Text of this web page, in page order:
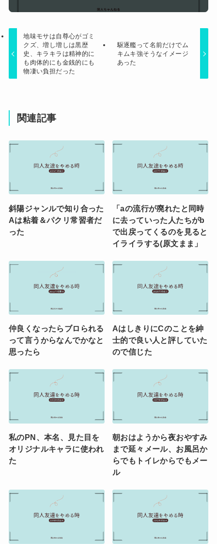
地味モサは自尊心がゴミ
クズ、増し増しは黒歴
史、キラキラは精神的に
も肉体的にも金銭的にも
物凄い負担だった
駆逐艦って名前だけでム
キムキ強そうなイメージ
あった
関連記事
斜陽ジャンルで知り合った
Aは粘着＆パクリ常習者だ
った
「aの流行が廃れたと同時
に去っていった人たちがb
で出戻ってくるのを見ると
イライラする(原文まま」
仲良くなったらブロられる
って言うからなんでかなと
思ったら
AはしきりにCのことを紳
士的で良い人と評していた
ので信じた
私のPN、本名、見た目を
オリジナルキャラに使われ
た
朝おはようから夜おやすみ
まで延々メール、お風呂か
らでもトイレからでもメー
ル